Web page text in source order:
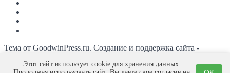
Тема от GoodwinPress.ru. Создание и поддержка сайта -
Этот сайт использует cookie для хранения данных.